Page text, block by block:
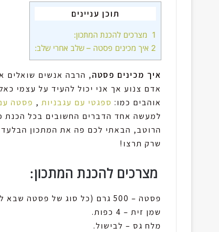
תוכן עניינים
1 מצרכים להכנת המתכון:
2 איך מכינים פסטה – שלב אחרי שלב:
איך מכינים פסטה, הרבה אנשים שואלים
אדם צנוע אך אני יכול להעיד על עצמי
אוהבים כמו: ספגטי עם עגבניות , פסטה
למעשה אחד הדברים החשובים בכל
הרוטב, הבאתי לכם פה את המתכון
שרק תרצו!
מצרכים להכנת המתכון:
פסטה – 500 גרם (כל סוג של פסטה שבא לכם)
שמן זית – 4 כפות.
מלח גס – לבישול.